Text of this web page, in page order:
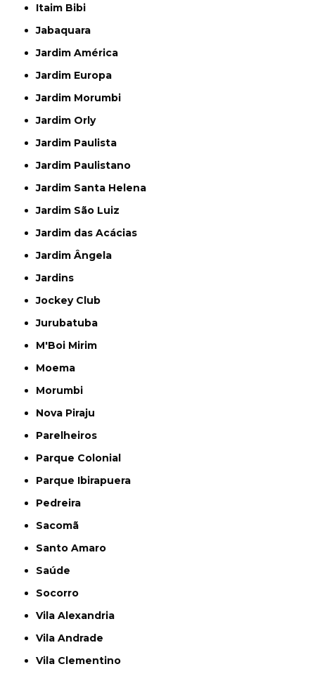
Itaim Bibi
Jabaquara
Jardim América
Jardim Europa
Jardim Morumbi
Jardim Orly
Jardim Paulista
Jardim Paulistano
Jardim Santa Helena
Jardim São Luiz
Jardim das Acácias
Jardim Ângela
Jardins
Jockey Club
Jurubatuba
M'Boi Mirim
Moema
Morumbi
Nova Piraju
Parelheiros
Parque Colonial
Parque Ibirapuera
Pedreira
Sacomã
Santo Amaro
Saúde
Socorro
Vila Alexandria
Vila Andrade
Vila Clementino